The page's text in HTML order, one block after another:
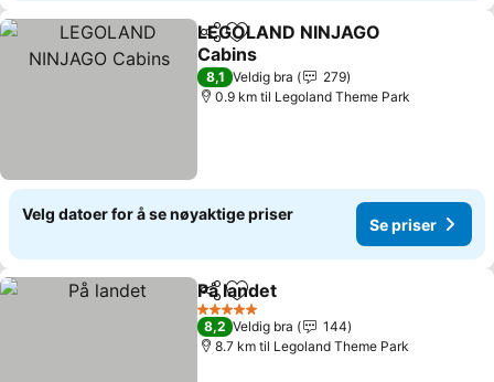
Del Legg til i favoritter
LEGOLAND NINJAGO
Cabins
Se priser
8,1 Veldig bra
279
0.9 km til Legoland Theme Park
Velg datoer for å se nøyaktige priser
Se priser
Del Legg til i favoritter
På landet
5 Stjerner
8,2 Veldig bra
144
8.7 km til Legoland Theme Park